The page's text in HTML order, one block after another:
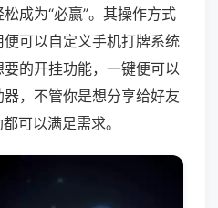
成为“必赢”。其操作方式
可以自定义手机打牌系统
的开挂功能，一键便可以
，不管你是想分享给好友
可以满足需求。